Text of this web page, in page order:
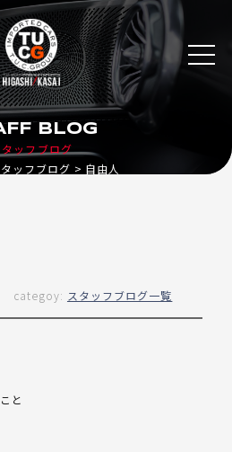
タッフブログ
BLOG
ッフブログ 自由人
categoy: スタッフブログ一覧
と